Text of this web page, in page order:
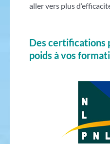
aller vers plus
Des certifications
poids à vos